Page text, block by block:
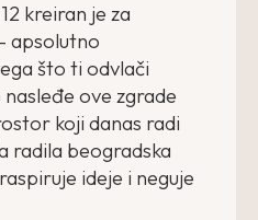
kreiran je za
apsolutno
što ti odvlači
ove zgrade
koji danas radi
radila beogradska
ideje i neguje